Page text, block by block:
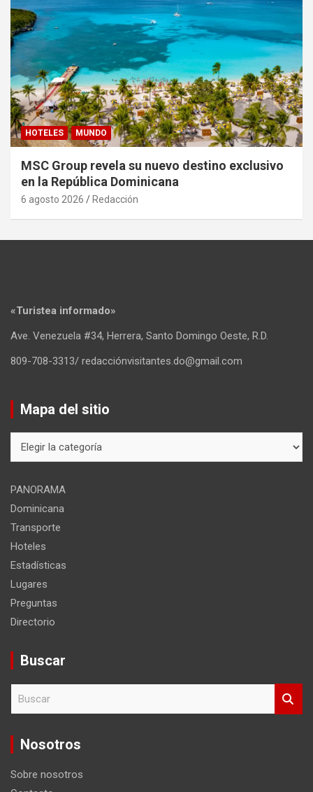
HOTELES MUNDO
MSC Group revela su nuevo destino exclusivo
en la República Dominicana
6 agosto 2026 Redacción
«Turistea informado»
Ave. Venezuela #34, Herrera, Santo Domingo Oeste, R.D.
809-708-3313/ redacciónvisitantes.do@gmail.com
Mapa del sitio
del
PANORAMA
Dominicana
Transporte
Hoteles
Estadísticas
Lugares
Preguntas
Directorio
Buscar
c
Nosotros
Sobre nosotros